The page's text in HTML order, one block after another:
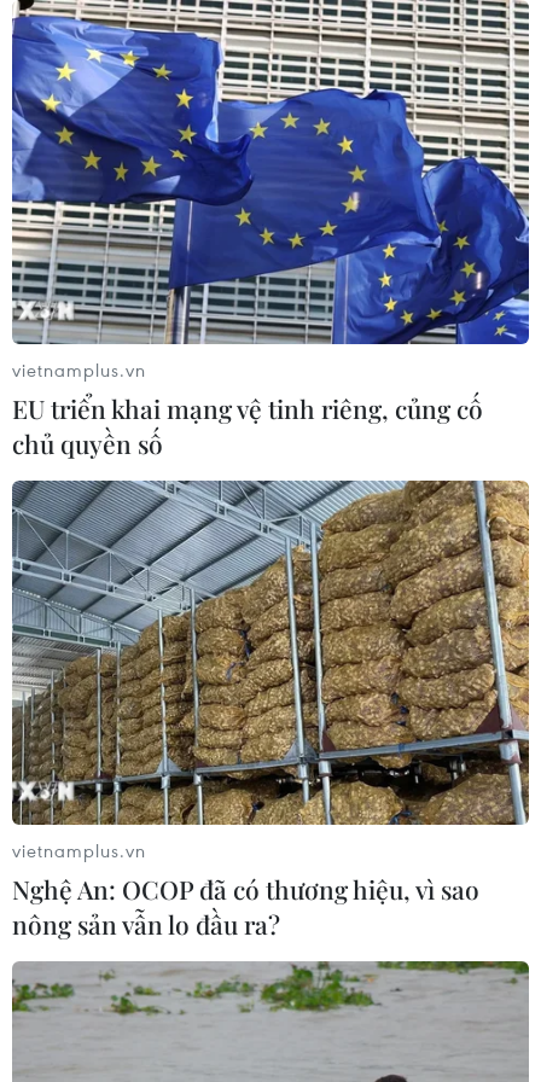
Vụ chuyên Tuyên Quang: Thu hồi,
hủy bỏ giấy chứng nhận kết quả thi
đã cấp
06/08/2026 13:55
Khuyến khích các cơ sở giáo dục đại
học cạnh tranh bằng chất lượng
06/08/2026 13:41
Cần Thơ xem xét đề xuất xây dựng Tổ
hợp Giáo dục-Đào tạo 636 tỷ đồng
06/08/2026 13:24
Cà Mau hợp nhất 4 trường cao đẳng,
tăng quy mô đào tạo nhân lực chất
lượng cao
06/08/2026 11:43
Các trường đại học sẽ xét tuyển thí
sinh Trường THTP chuyên Tuyên
06/08/2026 09:44
thi trường THPT chuyên Tuyên
Quang
vietnamplus.vn
EU triển khai mạng vệ tinh riêng, củng cố
chủ quyền số
vietnamplus.vn
Nghệ An: OCOP đã có thương hiệu, vì sao
nông sản vẫn lo đầu ra?